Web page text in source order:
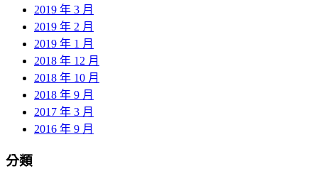
2019 年 3 月
2019 年 2 月
2019 年 1 月
2018 年 12 月
2018 年 10 月
2018 年 9 月
2017 年 3 月
2016 年 9 月
分類